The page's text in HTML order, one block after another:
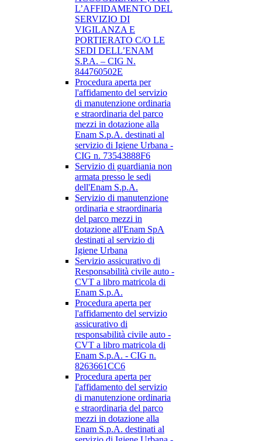
L’AFFIDAMENTO DEL
SERVIZIO DI
VIGILANZA E
PORTIERATO C/O LE
SEDI DELL’ENAM
S.P.A. – CIG N.
844760502E
Procedura aperta per
l'affidamento del servizio
di manutenzione ordinaria
e straordinaria del parco
mezzi in dotazione alla
Enam S.p.A. destinati al
servizio di Igiene Urbana -
CIG n. 73543888F6
Servizio di guardiania non
armata presso le sedi
dell'Enam S.p.A.
Servizio di manutenzione
ordinaria e straordinaria
del parco mezzi in
dotazione all'Enam SpA
destinati al servizio di
Igiene Urbana
Servizio assicurativo di
Responsabilità civile auto -
CVT a libro matricola di
Enam S.p.A.
Procedura aperta per
l'affidamento del servizio
assicurativo di
responsabilità civile auto -
CVT a libro matricola di
Enam S.p.A. - CIG n.
8263661CC6
Procedura aperta per
l'affidamento del servizio
di manutenzione ordinaria
e straordinaria del parco
mezzi in dotazione alla
Enam S.p.A. destinati al